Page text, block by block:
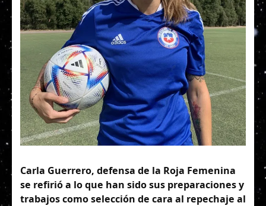
Carla Guerrero, defensa de la Roja Femenina
se refirió a lo que han sido sus preparaciones y
trabajos como selección de cara al repechaje al